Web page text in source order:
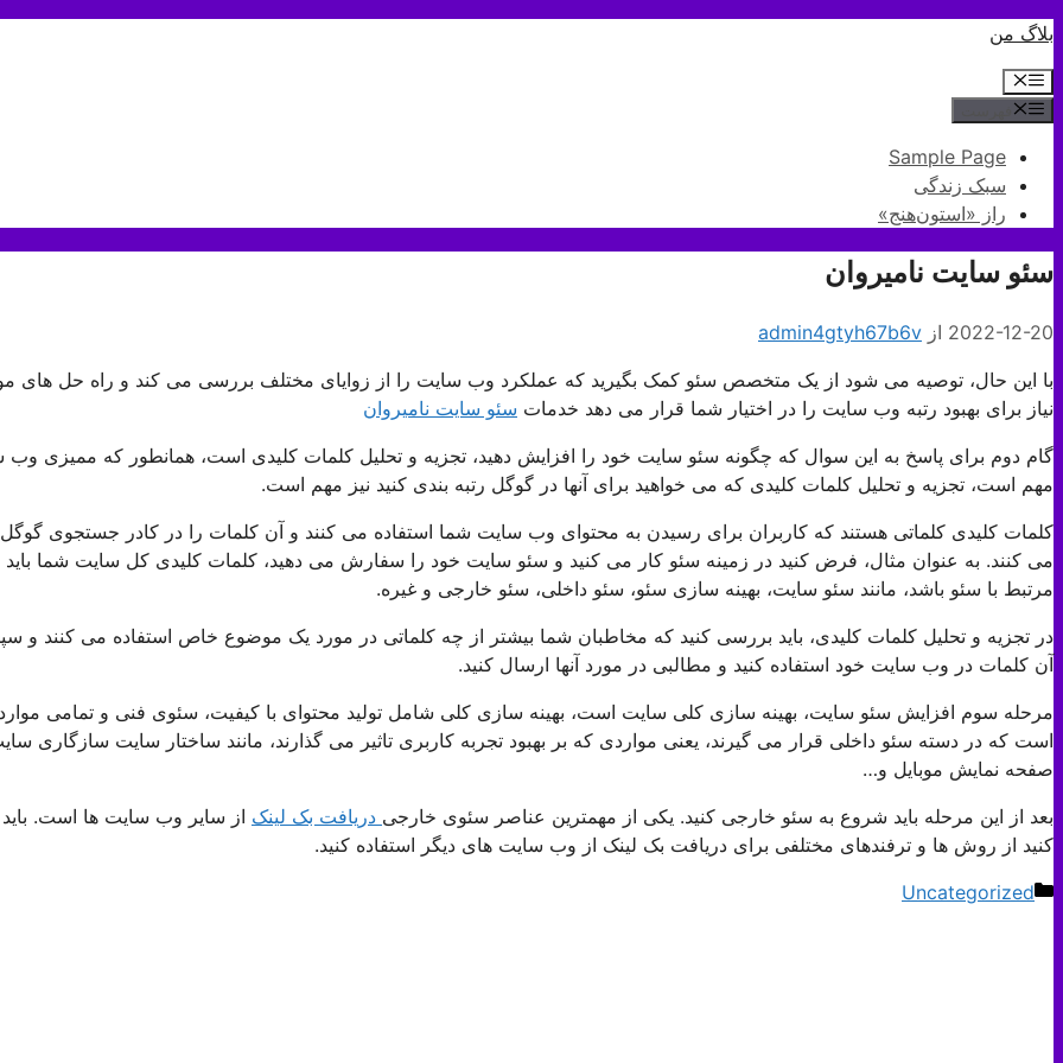
پرش
محتوا
بلاگ من
فهرست
Sample Page
سبک زندگی
راز «استون‌هنج»
سئو سایت نامیروان
2022-12-20 از admin4gtyh67b6v
با این حال، توصیه می شود از یک متخصص سئو کمک بگیرید که عملکرد وب سایت را از زوایای مختلف بررسی می کند و راه حل های
نیاز برای بهبود رتبه وب سایت را در اختیار شما قرار می دهد خدمات سئو سایت نامیروان
گام دوم برای پاسخ به این سوال که چگونه سئو سایت خود را افزایش دهید، تجزیه و تحلیل کلمات کلیدی است، همانطور که ممیزی وب
مهم است، تجزیه و تحلیل کلمات کلیدی که می خواهید برای آنها در گوگل رتبه بندی کنید نیز مهم است.
کلمات کلیدی کلماتی هستند که کاربران برای رسیدن به محتوای وب سایت شما استفاده می کنند و آن کلمات را در کادر جستجوی گوگل
می کنند. به عنوان مثال، فرض کنید در زمینه سئو کار می کنید و سئو سایت خود را سفارش می دهید، کلمات کلیدی کل سایت شما باید
مرتبط با سئو باشد، مانند سئو سایت، بهینه سازی سئو، سئو داخلی، سئو خارجی و غیره.
در تجزیه و تحلیل کلمات کلیدی، باید بررسی کنید که مخاطبان شما بیشتر از چه کلماتی در مورد یک موضوع خاص استفاده می کنند و
آن کلمات در وب سایت خود استفاده کنید و مطالبی در مورد آنها ارسال کنید.
مرحله سوم افزایش سئو سایت، بهینه سازی کلی سایت است، بهینه سازی کلی شامل تولید محتوای با کیفیت، سئوی فنی و تمامی
است که در دسته سئو داخلی قرار می گیرند، یعنی مواردی که بر بهبود تجربه کاربری تاثیر می گذارند، مانند ساختار سایت سازگاری
صفحه نمایش موبایل و…
بعد از این مرحله باید شروع به سئو خارجی کنید. یکی از مهمترین عناصر سئوی خارجی دریافت بک لینک از سایر وب سایت ها است.
کنید از روش ها و ترفندهای مختلفی برای دریافت بک لینک از وب سایت های دیگر استفاده کنید.
دسته‌ها
Uncategorized